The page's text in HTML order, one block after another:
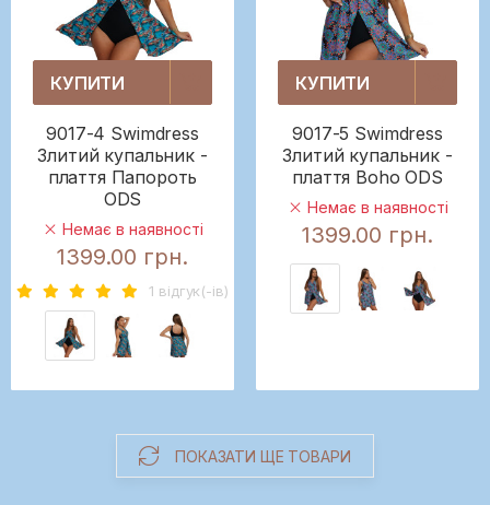
КУПИТИ
9017-4 Swimdress
Злитий купальник -
плаття Папороть
ODS
Немає в наявності
1399.00 грн.
1 вiдгук(-iв)
КУПИТИ
9017-5 Swimdress
Злитий купальник -
плаття Boho ODS
Немає в наявності
1399.00 грн.
ПОКАЗАТИ ЩЕ ТОВАРИ